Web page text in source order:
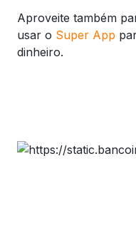
Aproveite também
usar o Super App
dinheiro.